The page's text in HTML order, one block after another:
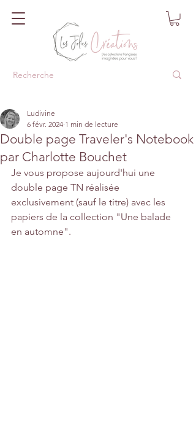
Double page Traveler's Notebook
par Charlotte Bouchet
Ludivine
6 févr. 2024 1 min de lecture
Je vous propose aujourd'hui une
double page TN réalisée
exclusivement (sauf le titre) avec les
papiers de la collection "Une balade
en automne".